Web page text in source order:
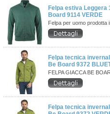
Felpa estiva Leggera
Board 9114 VERDE
Felpa per uomo prodotta
Felpa tecnica
Be Board 9372
FELPA GIACCA BE
Felpa tecnica